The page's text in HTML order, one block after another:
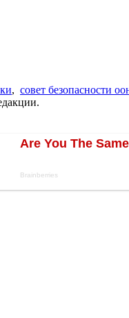
, совет безопасности